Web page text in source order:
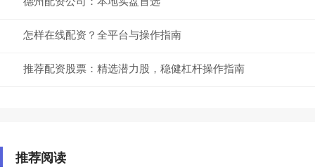
怎样在线配资？全平台与操作指南
推荐配资股票：精选潜力股，稳健杠杆操作指南
推荐阅读